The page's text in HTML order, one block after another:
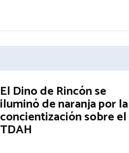
El Dino de Rincón se
iluminó de naranja por la
concientización sobre el
TDAH